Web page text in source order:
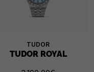
TUDOR
TUDOR ROYAL